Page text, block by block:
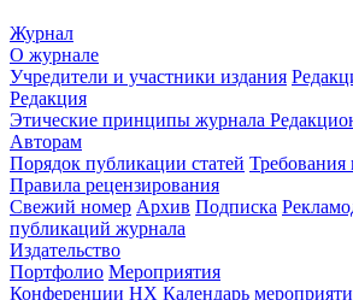
Журнал
О журнале
Учредители и участники издания
Редакция
Этические принципы журнала
Авторам
Порядок публикации статей Требования
Правила рецензирования
Свежий номер Архив Подписка
публикаций журнала
Издательство
Портфолио Мероприятия
Конференции НХ Календарь